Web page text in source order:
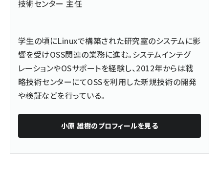
技術センター 主任
学生の頃にLinuxで構築された研究室のシステムに影
響を受けOSS関連の業務に進む。システムインテグ
レーションやOSサポートを経験し、2012年からは戦
略技術センターにてOSSを利用した新規技術の開発
や検証などを行っている。
小原 雄樹のプロフィールを見る